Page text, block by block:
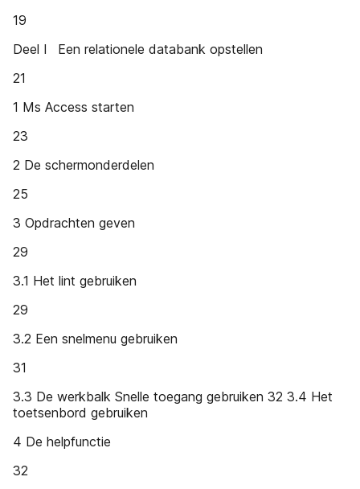
19
Deel I Een relationele databank opstellen
21
1 Ms Access starten
23
2 De schermonderdelen
25
3 Opdrachten geven
29
3.1 Het lint gebruiken
29
3.2 Een snelmenu gebruiken
31
3.3 De werkbalk Snelle toegang gebruiken 32 3.4 Het
toetsenbord gebruiken
4 De helpfunctie
32